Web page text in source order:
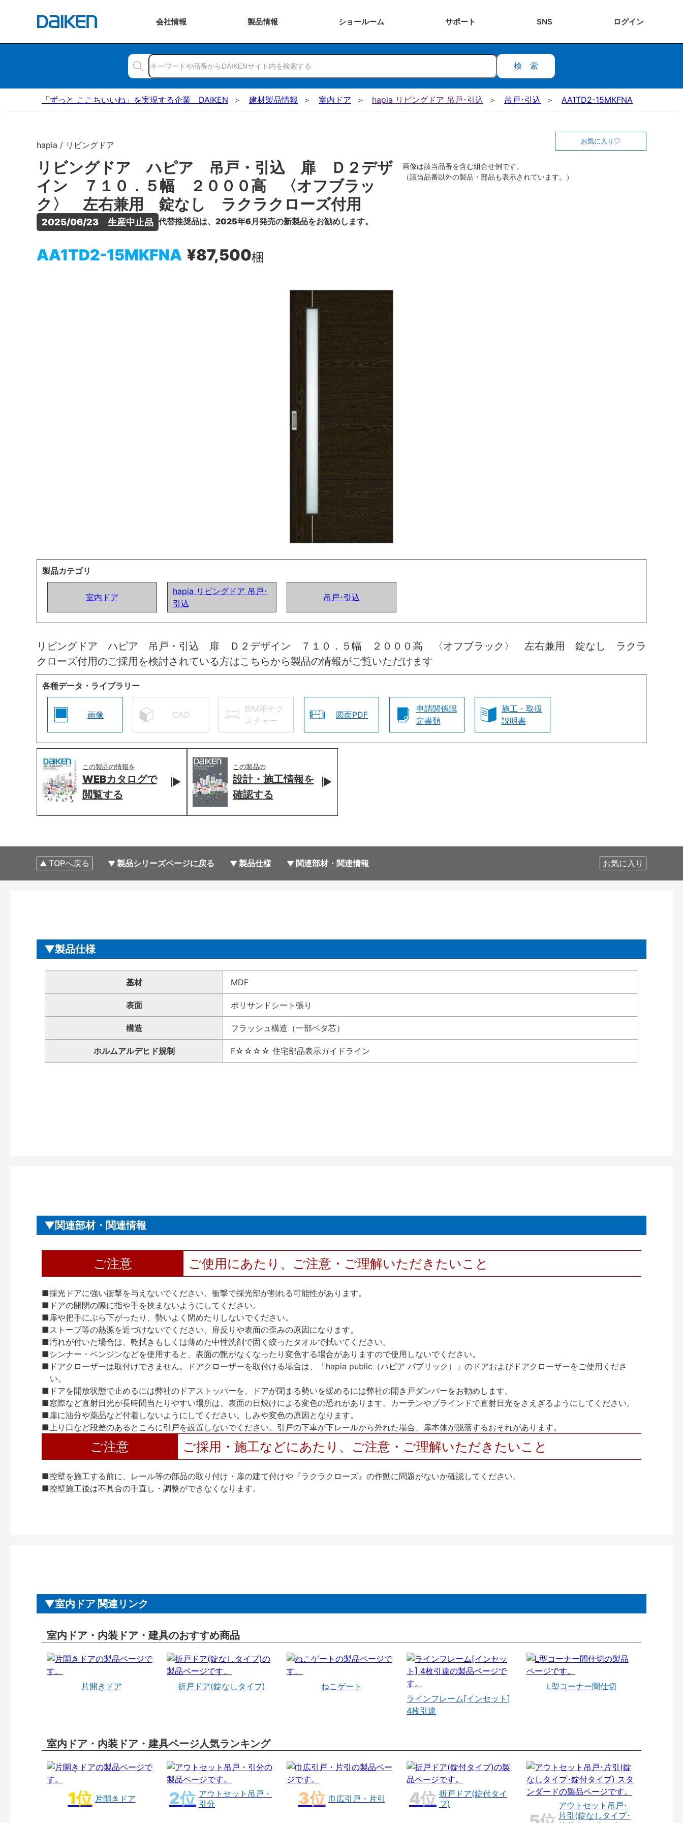
会社情報 製品情報 ショールーム サポート SNS ログイン
検索
「ずっと ここちいいね」を実現する企業 DAIKEN 建材製品情報 室内ドア hapia リビングドア 吊戸･引込 吊戸･引込 AA1TD2-15MKFNA
hapia / リビングドア
リビングドア ハピア 吊戸・引込 扉 Ｄ２デザ
イン ７１０．５幅 ２０００高 〈オフブラッ
ク〉 左右兼用 錠なし ラクラクローズ付用
2025/06/23　生産中止品 代替推奨品は、2025年6月発売の新製品をお勧めします。
AA1TD2-15MKFNA ¥87,500梱
お気に入り
画像は該当品番を含む組合せ例です。
（該当品番以外の製品・部品も表示されています。）
製品カテゴリ
室内ドア
hapia リビングドア 吊戸･
引込
吊戸･引込
リビングドア ハピア 吊戸・引込 扉 Ｄ２デザイン ７１０．５幅 ２０００高 〈オフブラック〉 左右兼用 錠なし ラクラ
クローズ付用のご採用を検討されている方はこちらから製品の情報がご覧いただけます
各種データ・ライブラリー
画像 CAD
BIM用テク
スチャー
図面PDF
申請関係認
定書類
施工・取扱
説明書
この製品の情報を
WEBカタログで
閲覧する
この製品の
設計・施工情報を
確認する
TOPへ戻る 製品シリーズページに戻る 製品仕様 関連部材・関連情報 お気に入り
製品仕様
基材 MDF
表面 ポリサンドシート張り
構造 フラッシュ構造（一部ベタ芯）
ホルムアルデヒド規制 F☆☆☆☆ 住宅部品表示ガイドライン
関連部材・関連情報
ご注意 ご使用にあたり、ご注意・ご理解いただきたいこと
■採光ドアに強い衝撃を与えないでください。衝撃で採光部が割れる可能性があります。
■ドアの開閉の際に指や手を挟まないようにしてください。
■扉や把手にぶら下がったり、勢いよく閉めたりしないでください。
■ストーブ等の熱源を近づけないでください。扉反りや表面の歪みの原因になります。
■汚れが付いた場合は、乾拭きもしくは薄めた中性洗剤で固く絞ったタオルで拭いてください。
■シンナー・ベンジンなどを使用すると、表面の艶がなくなったり変色する場合がありますので使用しないでください。
■ドアクローザーは取付けできません。ドアクローザーを取付ける場合は、「hapia public（ハピア パブリック）」のドアおよびドアクローザーをご使用くださ
い。
■ドアを開放状態で止めるには弊社のドアストッパーを、ドアが閉まる勢いを緩めるには弊社の開き戸ダンパーをお勧めします。
■窓際など直射日光が長時間当たりやすい場所は、表面の日焼けによる変色の恐れがあります。カーテンやブラインドで直射日光をさえぎるようにしてください。
■扉に油分や薬品など付着しないようにしてください。しみや変色の原因となります。
■上り口など段差のあるところに引戸を設置しないでください。引戸の下車が下レールから外れた場合、扉本体が脱落するおそれがあります。
ご注意 ご採用・施工などにあたり、ご注意・ご理解いただきたいこと
■控壁を施工する前に、レール等の部品の取り付け・扉の建て付けや『ラクラクローズ』の作動に問題がないか確認してください。
■控壁施工後は不具合の手直し・調整ができなくなります。
室内ドア 関連リンク
室内ドア・内装ドア・建具のおすすめ商品
片開きドア 折戸ドア(錠なしタイプ)
ねこゲート
ラインフレーム[インセット]
4枚引違
L型コーナー間仕切
室内ドア・内装ドア・建具ページ人気ランキング
片開きドア
アウトセット吊戸・
引分
巾広引戸・片引
折戸ドア(錠付タイ
プ)
アウトセット吊戸･
片引(錠なしタイプ･